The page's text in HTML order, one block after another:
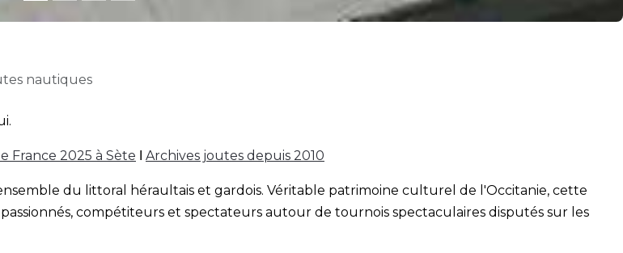
nautiques
France 2025 à Sète Archives joutes depuis 2010
du littoral héraultais et gardois. Véritable patrimoine culturel de l'Occitanie, cette
compétiteurs et spectateurs autour de tournois spectaculaires disputés sur les